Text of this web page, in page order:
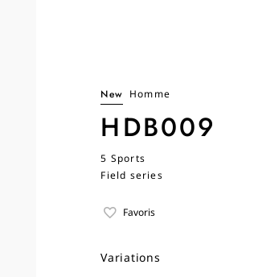
New Homme
HDB009
5 Sports
Field series
Favoris
Variations